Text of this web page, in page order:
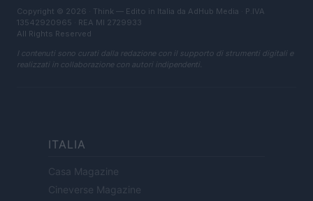
Copyright © 2026 · Think — Edito in Italia da AdHub Media · P.IVA
13542920965 · REA MI 2729933
All Rights Reserved
I contenuti sono curati dalla redazione con il supporto di strumenti digitali e
realizzati in collaborazione con autori indipendenti.
ITALIA
Casa Magazine
Cineverse Magazine